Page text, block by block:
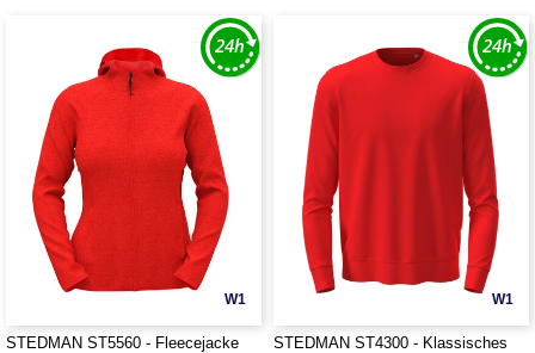
W1
STEDMAN ST5560 - Fleecejacke
W1
STEDMAN ST4300 - Klassisches